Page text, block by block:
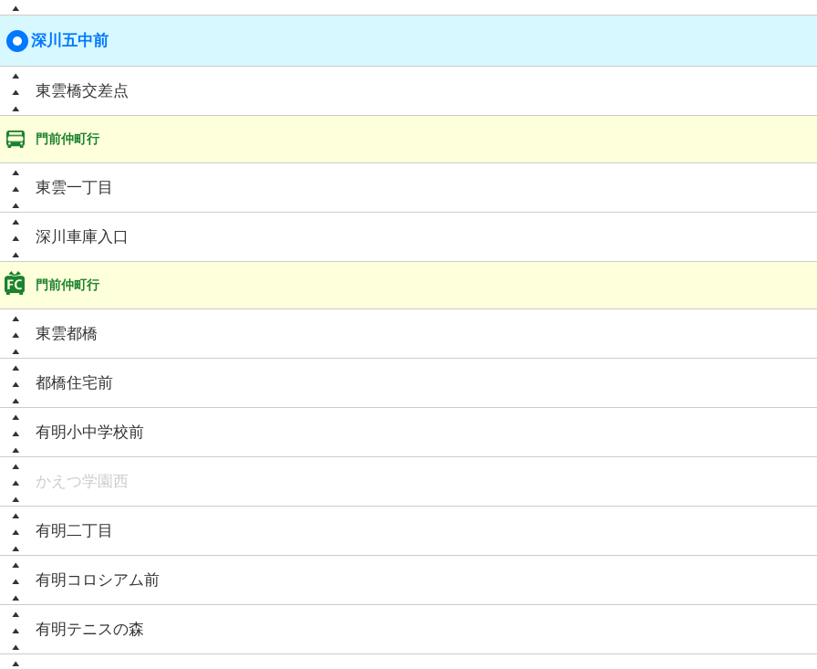
深川五中前
東雲橋交差点
門前仲町行
東雲一丁目
深川車庫入口
門前仲町行
東雲都橋
都橋住宅前
有明小中学校前
かえつ学園西
有明二丁目
有明コロシアム前
有明テニスの森